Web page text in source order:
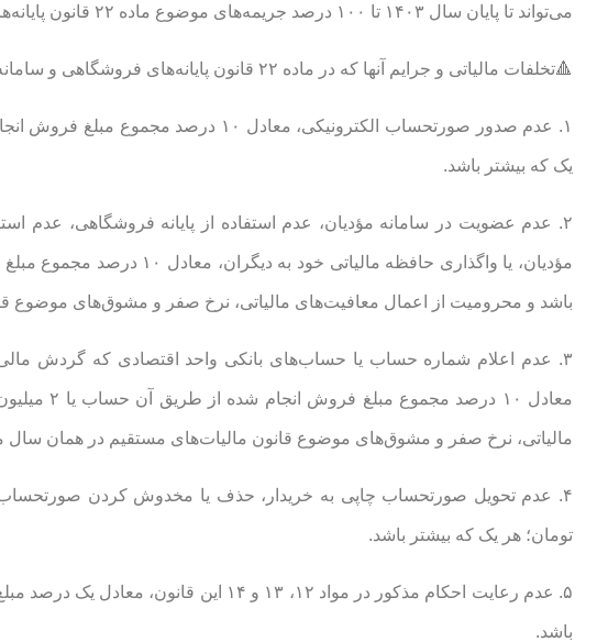
می‌تواند تا پایان سال ۱۴۰۳ تا ۱۰۰ درصد جریمه‌های موضوع ماده ۲۲ قانون پایانه‌های فروشگاهی و سامانه مودیان را مورد بخشودگی قرار دهد.
🔺تخلفات مالیاتی و جرایم آنها که در ماده ۲۲ قانون پایانه‌های فروشگاهی و سامانه مؤدیان آمده، به شرح زیر است:
یک که بیشتر باشد.
۲. عدم عضویت در سامانه مؤدیان، عدم استفاده از پایانه فروشگاهی، عدم
باشد و محرومیت از اعمال معافیت‌های مالیاتی، نرخ صفر و مشوق‌های موضوع
۳. عدم اعلام شماره حساب یا حساب‌های بانکی واحد اقتصادی که گردش مالی
معادل ۱۰
مالیاتی، نرخ صفر و مشوق‌های موضوع قانون مالیات‌های مستقیم در همان سال
تومان؛ هر یک که بیشتر باشد.
۵. عدم رعایت احکام مذکور در مواد ۱۲، ۱۳
باشد.